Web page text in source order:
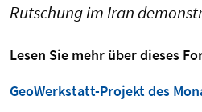
Rutschung im Iran
Lesen Sie mehr über dieses
GeoWerkstatt-Projekt des